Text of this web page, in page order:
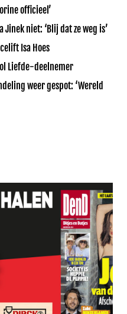
officieel’
Jinek niet: ‘Blij dat ze weg is’
Isa Hoes
Liefde-deelnemer
weer gespot: ‘Wereld